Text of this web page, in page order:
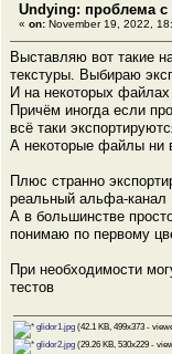
Undying: проблема с
« on: November 19, 2022,
Выставляю вот такие
текстуры. Выбираю
И на некоторых
Причём иногда если
всё таки
А некоторые файлы ни
Плюс странно
реальный альфа-канал
А в большинстве
понимаю по первому
При необходимости
тестов
glidor1.jpg (42.1 KB, 499x373 -
glidor2.jpg (29.26 KB, 530x229 -